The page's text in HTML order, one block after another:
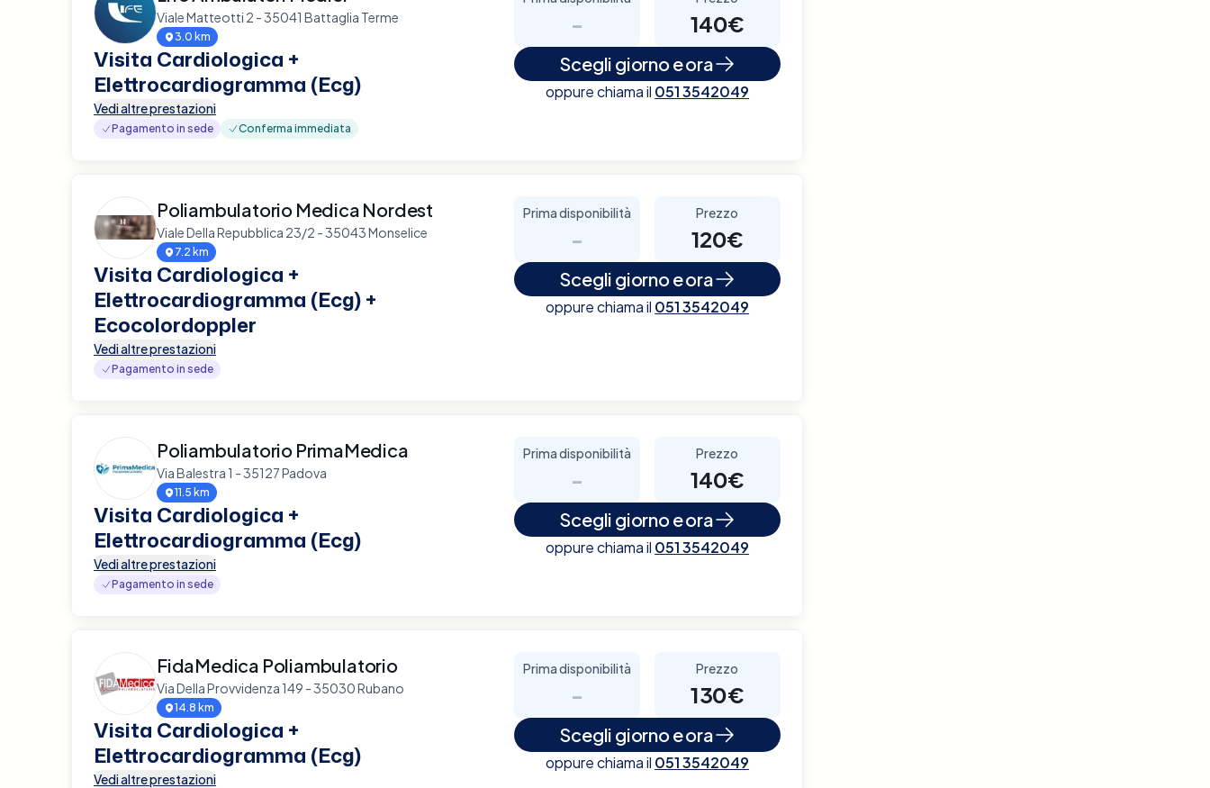
Viale Matteotti 2 - 35041 Battaglia Terme
3.0 km
Visita Cardiologica +
Elettrocardiogramma (Ecg)
Vedi altre prestazioni
Pagamento in sede Conferma immediata
- 140€
Scegli giorno e ora
oppure chiama il 051 3542049
Poliambulatorio Medica Nordest
Viale Della Repubblica 23/2 - 35043 Monselice
7.2 km
Visita Cardiologica +
Elettrocardiogramma (Ecg) +
Ecocolordoppler
Vedi altre prestazioni
Pagamento in sede
Prima disponibilità
-
Prezzo
120€
Scegli giorno e ora
oppure chiama il 051 3542049
Poliambulatorio PrimaMedica
Via Balestra 1 - 35127 Padova
11.5 km
Visita Cardiologica +
Elettrocardiogramma (Ecg)
Vedi altre prestazioni
Pagamento in sede
Prima disponibilità
-
Prezzo
140€
Scegli giorno e ora
oppure chiama il 051 3542049
FidaMedica Poliambulatorio
Via Della Provvidenza 149 - 35030 Rubano
14.8 km
Visita Cardiologica +
Elettrocardiogramma (Ecg)
Vedi altre prestazioni
Prima disponibilità
-
Prezzo
130€
Scegli giorno e ora
oppure chiama il 051 3542049